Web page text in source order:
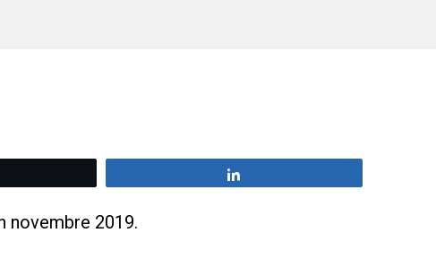
novembre 2019.